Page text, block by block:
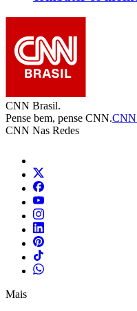
CNN Brasil.
Pense bem, pense CNN.
CNN Nas Redes
Mais